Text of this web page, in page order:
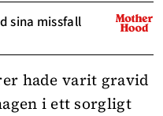
sina missfall
hade varit gravid
i ett sorgligt